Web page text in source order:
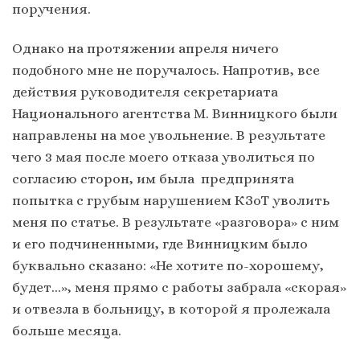
поручения.
Однако на протяжении апреля ничего
подобного мне не поручалось. Напротив, все
действия руководителя секретариата
Национального агентства М. Винницкого были
направлены на мое увольнение. В результате
чего 3 мая после моего отказа уволиться по
согласию сторон, им была предпринята
попытка с грубым нарушением КЗоТ уволить
меня по статье. В результате «разговора» с ним
и его подчиненными, где Винницким было
буквально сказано: «Не хотите по-хорошему,
будет…», меня прямо с работы забрала «скорая»
и отвезла в больницу, в которой я пролежала
больше месяца.